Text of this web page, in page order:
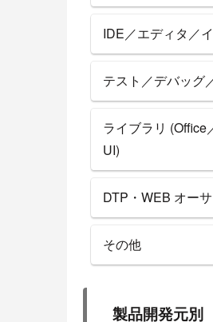
IDE／エディタ／
テスト／デバッグ
ライブラリ (Office
UI)
DTP・WEB オー
その他
製品開発元別